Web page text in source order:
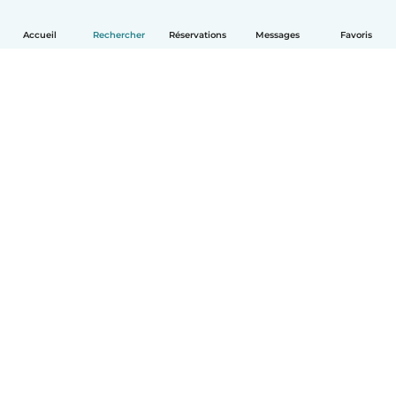
Accueil Rechercher Réservations Messages Favoris